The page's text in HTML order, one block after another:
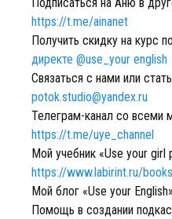
https://t.me/ainanet
Получить скидку на курс
директе @use_your english
Связаться с нами или
potok.studio@yandex.ru
Телеграм-канал со всеми
https://t.me/uye_channel
Мой учебник «Use your girl
https://www.labirint.ru/
Мой блог «Use your
Помощь в создании